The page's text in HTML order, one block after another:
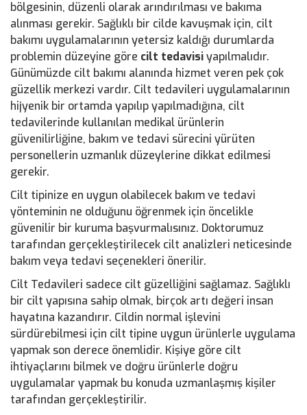
bölgesinin, düzenli olarak arındırılması ve bakıma
alınması gerekir. Sağlıklı bir cilde kavuşmak için, cilt
bakımı uygulamalarının yetersiz kaldığı durumlarda
problemin düzeyine göre cilt tedavisiyapılmalıdır.
Günümüzde cilt bakımı alanında hizmet veren pek çok
güzellik merkezi vardır. Cilt tedavileri uygulamalarının
hijyenik bir ortamda yapılıp yapılmadığına, cilt
tedavilerinde kullanılan medikal ürünlerin
güvenilirliğine, bakım ve tedavi sürecini yürüten
personellerin uzmanlık düzeylerine dikkat edilmesi
gerekir.
Cilt tipinize en uygun olabilecek bakım ve tedavi
yönteminin ne olduğunu öğrenmek için öncelikle
güvenilir bir kuruma başvurmalısınız. Doktorumuz
tarafından gerçekleştirilecek cilt analizleri neticesinde
bakım veya tedavi seçenekleri önerilir.
Cilt Tedavileri sadece cilt güzelliğini sağlamaz. Sağlıklı
bir cilt yapısına sahip olmak, birçok artı değeri insan
hayatına kazandırır. Cildin normal işlevini
sürdürebilmesi için cilt tipine uygun ürünlerle uygulama
yapmak son derece önemlidir. Kişiye göre cilt
ihtiyaçlarını bilmek ve doğru ürünlerle doğru
uygulamalar yapmak bu konuda uzmanlaşmış kişiler
tarafından gerçekleştirilir.